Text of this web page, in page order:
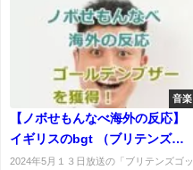
音楽
【ノボせもんなべ海外の反応】
イギリスのbgt （ブリテンズゴ
ットタレント）でゴールデンブ
2024年5月１３日放送の「ブリテンズゴッ